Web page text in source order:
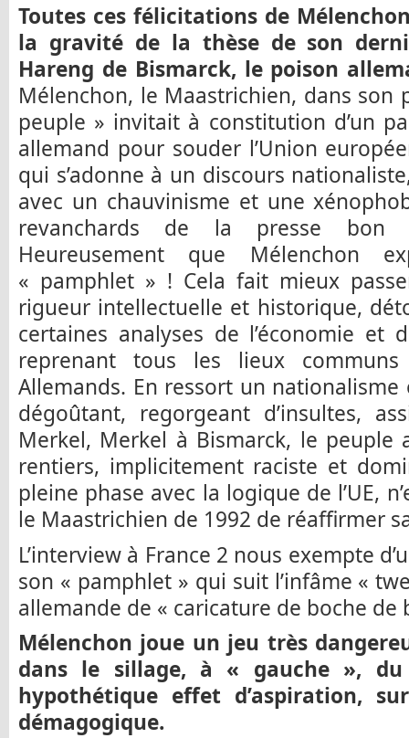
Toutes ces félicitations de
la gravité de la thèse de son
Hareng de Bismarck, le poison
Mélenchon, le Maastrichien, dans son
peuple » invitait à constitution d’un
allemand pour souder l’Union
qui s’adonne à un discours
avec un chauvinisme et une
revanchards de la presse bon
Heureusement que Mélenchon
« pamphlet » ! Cela fait mieux
rigueur intellectuelle et historique,
certaines analyses de l’économie et
reprenant tous les lieux
Allemands. En ressort un
dégoûtant, regorgeant d’insultes,
Merkel, Merkel à Bismarck, le
rentiers, implicitement raciste et
pleine phase avec la logique de l’UE,
le Maastrichien de 1992 de réaffirmer
L’interview à France 2 nous exempte
son « pamphlet » qui suit l’infâme «
allemande de « caricature de boche de
Mélenchon joue un jeu très
dans le sillage, à « gauche »,
hypothétique effet d’aspiration,
démagogique.